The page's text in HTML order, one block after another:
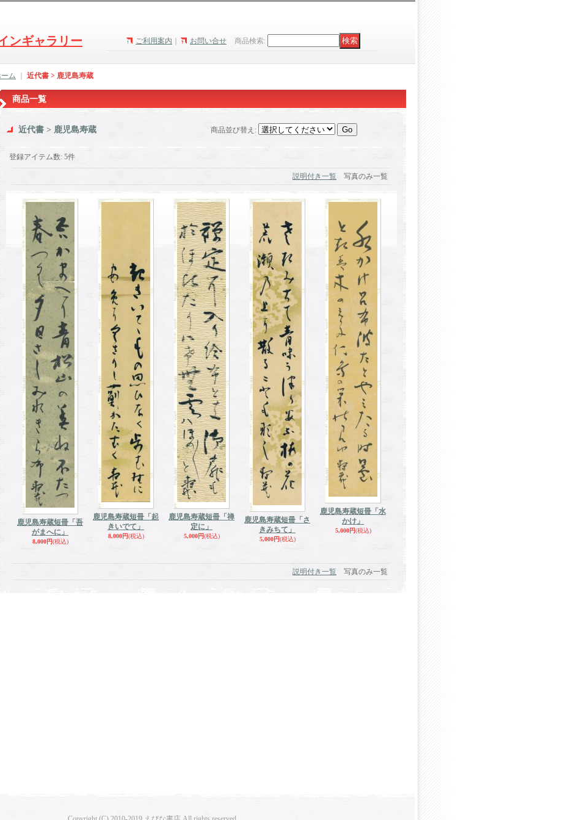
ンギャラリー ご利用案内 お問い合せ 商品検索:
ム 近代書 > 鹿児島寿蔵
商品一覧
近代書 > 鹿児島寿蔵 商品並び替え :
登録アイテム数: 5件
説明付き一覧 写真のみ一覧
鹿児島寿蔵短冊「吾
がまへに」
8,000円(税込)
鹿児島寿蔵短冊「起
きいでて」
8,000円(税込)
鹿児島寿蔵短冊「禅
定に」
5,000円(税込)
鹿児島寿蔵短冊「さ
きみちて」
5,000円(税込)
鹿児島寿蔵短冊「水
かけ」
5,000円(税込)
説明付き一覧 写真のみ一覧